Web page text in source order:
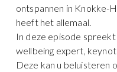
ontspannen in Knokke-
heeft het allemaal.
In deze episode
wellbeing expert,
Deze kan u beluisteren